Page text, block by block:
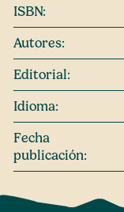
ISBN:
Autores:
Editorial:
Idioma:
Fecha
publicación: